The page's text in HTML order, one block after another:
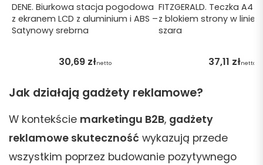
DENE. Biurkowa stacja pogodowa
z ekranem LCD z aluminium i ABS –
Satynowy srebrna
30,69 złnetto
FITZGERALD. Teczka A4 z
z blokiem strony w linie
szara
37,11 złnetto
Jak działają gadżety reklamowe?
W kontekście marketingu B2B, gadżety
reklamowe skuteczność wykazują przede
wszystkim poprzez budowanie pozytywnego